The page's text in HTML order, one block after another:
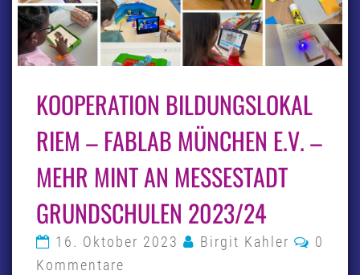
BILDUNGSLOKAL
RIEM
FABLAB
E.V.
–
MEHR
MINT
AN
MESSESTADT
KOOPERATION BILDUNGSLOKAL
RIEM – FABLAB MÜNCHEN E.V. –
MEHR MINT AN MESSESTADT
GRUNDSCHULEN 2023/24
16. Oktober 2023 Birgit Kahler
0
Kommentare